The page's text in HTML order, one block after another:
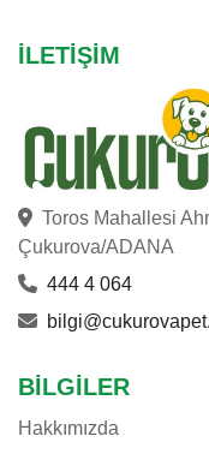
İLETIŞIM
Toros Mahallesi
Çukurova/ADANA
444 4 064
BILGILER
Hakkımızda